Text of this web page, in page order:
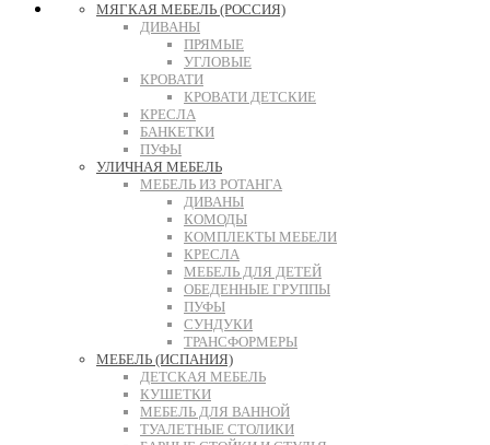
МЯГКАЯ МЕБЕЛЬ (РОССИЯ)
ДИВАНЫ
ПРЯМЫЕ
УГЛОВЫЕ
КРОВАТИ
КРОВАТИ ДЕТСКИЕ
КРЕСЛА
БАНКЕТКИ
ПУФЫ
УЛИЧНАЯ МЕБЕЛЬ
МЕБЕЛЬ ИЗ РОТАНГА
ДИВАНЫ
КОМОДЫ
КОМПЛЕКТЫ МЕБЕЛИ
КРЕСЛА
МЕБЕЛЬ ДЛЯ ДЕТЕЙ
ОБЕДЕННЫЕ ГРУППЫ
ПУФЫ
СУНДУКИ
ТРАНСФОРМЕРЫ
МЕБЕЛЬ (ИСПАНИЯ)
ДЕТСКАЯ МЕБЕЛЬ
КУШЕТКИ
МЕБЕЛЬ ДЛЯ ВАННОЙ
ТУАЛЕТНЫЕ СТОЛИКИ